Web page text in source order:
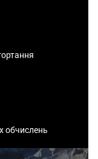
обчислень